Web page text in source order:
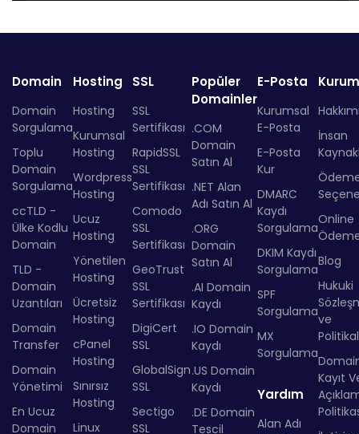
Domain
Domain
Sorgulama
Toplu
Domain
Sorgulama
ccTLD -
Ülke Kodlu
Domain
TLD -
Domain
Uzantıları
Domain
Transfer
Domain
Yönetimi
En Ucuz
Domain
Hosting
Hosting
Kurumsal
Hosting
Wordpress
Hosting
Ucuz
Hosting
Yönetilen
Hosting
Ücretsiz
Hosting
cPanel
Hosting
Sınırsız
Hosting
Linux
SSL
SSL
Sertifikası
RapidSSL
SSL
Sertifikası
Comodo
SSL
Sertifikası
GeoTrust
SSL
Sertifikası
DigiCert
SSL
GlobalSign
SSL
Sectigo
SSL
Popüler
Domainler
.COM
Domain
Satın Al
.NET Alan
Adı Satın Al
.ORG
Domain
Satın Al
.AI Domain
Kaydı
.IO Domain
Kaydı
.US Domain
Kaydı
.DE Domain
Tescil
E-Posta
Kurumsal
E-Posta
E-Posta
Kur
DMARC
Kaydı
Sorgulama
DKIM Kaydı
Sorgulama
SPF
Sorgulama
MX
Sorgulama
Yardım
Alan Adı
İnsan
Online
Blog
Hukuki
ve
Kayıt